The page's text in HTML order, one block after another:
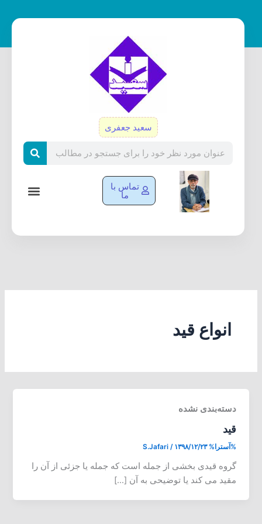
سعید جعفری
تماس با
ما
انواع قید
دسته‌بندی نشده
قید
%آسترا% S.Jafari / ۱۳۹۸/۱۲/۲۳
گروه قیدی بخشی از جمله است که جمله یا جزئی از آن را
مقید می کند یا توضیحی به آن […]